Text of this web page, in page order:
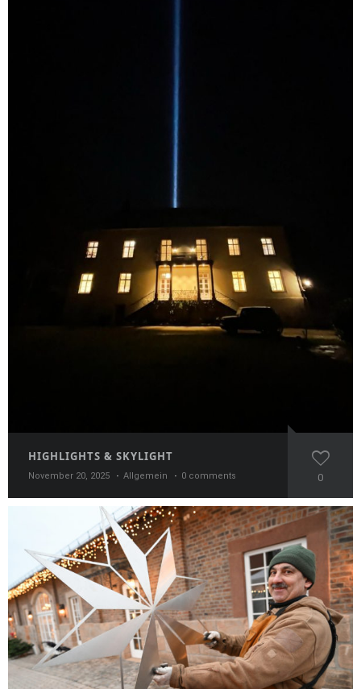
HIGHLIGHTS & SKYLIGHT
November 20, 2025 Allgemein 0 comments 0